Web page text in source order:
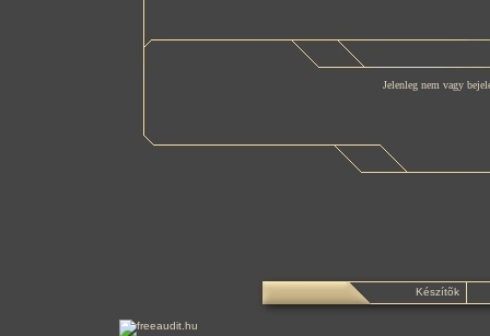
Jelenleg nem vagy
Készítõk